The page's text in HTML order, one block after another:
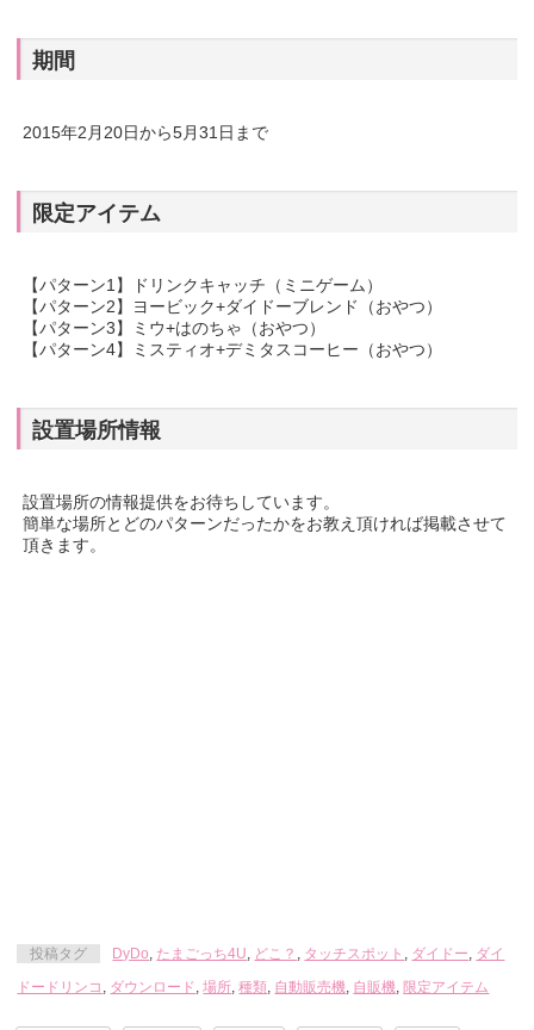
期間
2015年2月20日から5月31日まで
限定アイテム
【パターン1】ドリンクキャッチ（ミニゲーム）
【パターン2】ヨービック+ダイドーブレンド（おやつ）
【パターン3】ミウ+はのちゃ（おやつ）
【パターン4】ミスティオ+デミタスコーヒー（おやつ）
設置場所情報
設置場所の情報提供をお待ちしています。
簡単な場所とどのパターンだったかをお教え頂ければ掲載させて
頂きます。
投稿タグ DyDo, たまごっち4U, どこ？ , タッチスポット , ダイドー, ダイ
ドードリンコ , ダウンロード,場所,種類, 自動販売機, 自販機, 限定アイテム